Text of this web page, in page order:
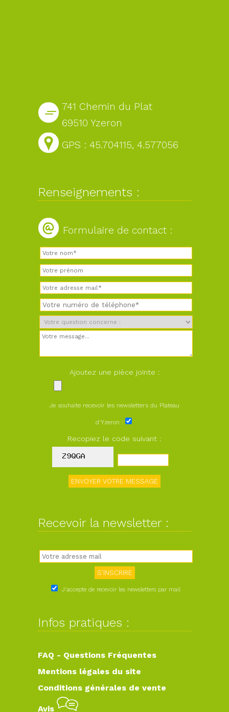
741 Chemin du Plat
69510 Yzeron
GPS : 45.704115, 4.577056
Renseignements :
Formulaire de contact :
Ajoutez une pièce jointe :
Je souhaite recevoir les newsletters du Plateau
d'Yzeron :
Recopiez le code suivant :
Recevoir la newsletter :
J'accepte de recevoir les newsletters par mail
Infos pratiques :
FAQ - Questions Fréquentes
Mentions légales du site
Conditions générales de vente
Avis